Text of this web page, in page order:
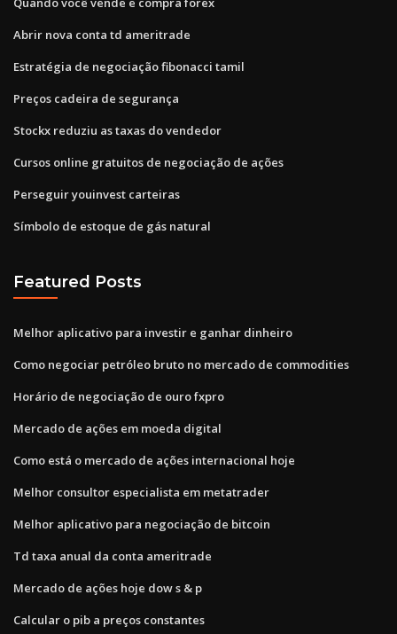
Abrir nova conta td ameritrade
Estratégia de negociação fibonacci tamil
Preços cadeira de segurança
Stockx reduziu as taxas do vendedor
Cursos online gratuitos de negociação de ações
Perseguir youinvest carteiras
Símbolo de estoque de gás natural
Featured Posts
Melhor aplicativo para investir e ganhar dinheiro
Como negociar petróleo bruto no mercado de commodities
Horário de negociação de ouro fxpro
Mercado de ações em moeda digital
Como está o mercado de ações internacional hoje
Melhor consultor especialista em metatrader
Melhor aplicativo para negociação de bitcoin
Td taxa anual da conta ameritrade
Mercado de ações hoje dow s & p
Calcular o pib a preços constantes